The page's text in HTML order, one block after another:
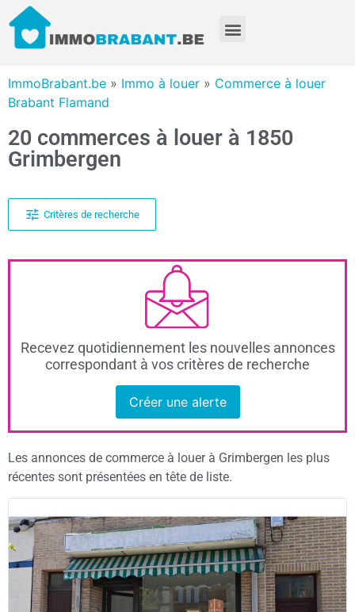
ImmoBrabant.be » Immo à louer » Commerce à louer
Brabant Flamand
20 commerces à louer à 1850
Grimbergen
Critères de recherche
Recevez quotidiennement les nouvelles annonces
correspondant à vos critères de recherche
Créer une alerte
Les annonces de commerce à louer à Grimbergen les plus
récentes sont présentées en tête de liste.